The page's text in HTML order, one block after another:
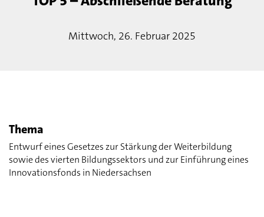
Mittwoch, 26. Februar 2025
Thema
Entwurf eines Gesetzes zur Stärkung der Weiterbildung
sowie des vierten Bildungssektors und zur Einführung eines
Innovationsfonds in Niedersachsen